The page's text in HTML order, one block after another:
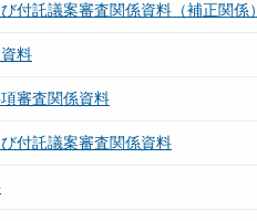
託議案審査関係資料（補正関係）
料
審査関係資料
付託議案審査関係資料